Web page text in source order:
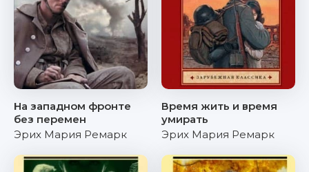
На западном фронте
без перемен
Эрих Мария Ремарк
Время жить и время
умирать
Эрих Мария Ремарк